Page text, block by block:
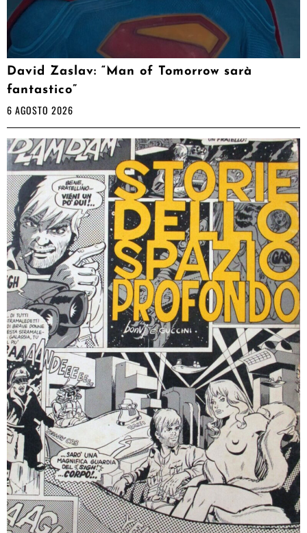
David Zaslav: “Man of Tomorrow sarà
fantastico”
6 AGOSTO 2026